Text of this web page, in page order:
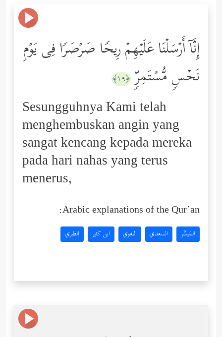
إِنَّاۤ أَرۡسَلۡنَا عَلَیۡهِمۡ رِیحࣰا صَرۡصَرࣰا فِی یَوۡمِ
نَحۡسࣲ مُّسۡتَمِرࣲّ ﴿١٩﴾
Sesungguhnya Kami telah
menghembuskan angin yang
sangat kencang kepada mereka
pada hari nahas yang terus
menerus,
Arabic explanations of the Qur’an:
المُيسَّر السعدي البغوي ابن كثير الطبري